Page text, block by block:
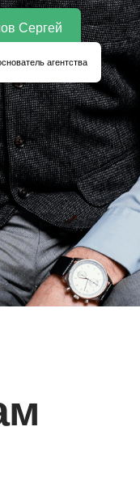
Сергей
агентства